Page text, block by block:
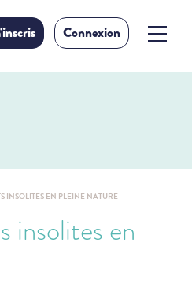
Connexion
INSOLITES EN PLEINE NATURE
insolites en